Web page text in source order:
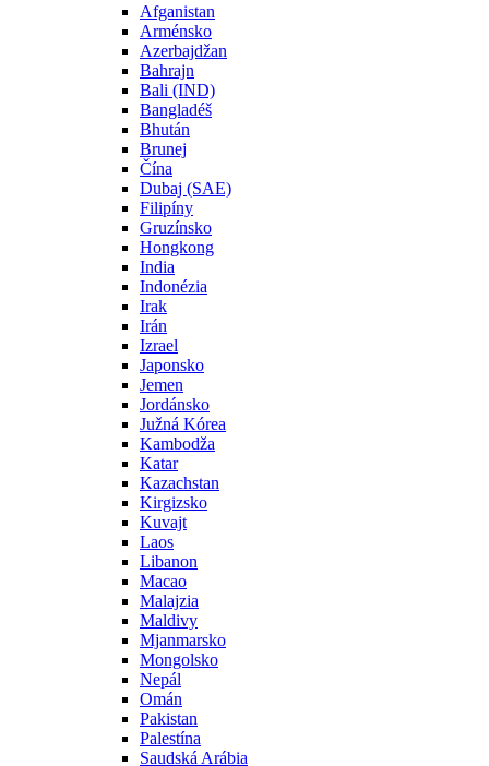
Afganistan
Arménsko
Azerbajdžan
Bahrajn
Bali (IND)
Bangladéš
Bhután
Brunej
Čína
Dubaj (SAE)
Filipíny
Gruzínsko
Hongkong
India
Indonézia
Irak
Irán
Izrael
Japonsko
Jemen
Jordánsko
Južná Kórea
Kambodža
Katar
Kazachstan
Kirgizsko
Kuvajt
Laos
Libanon
Macao
Malajzia
Maldivy
Mjanmarsko
Mongolsko
Nepál
Omán
Pakistan
Palestína
Saudská Arábia